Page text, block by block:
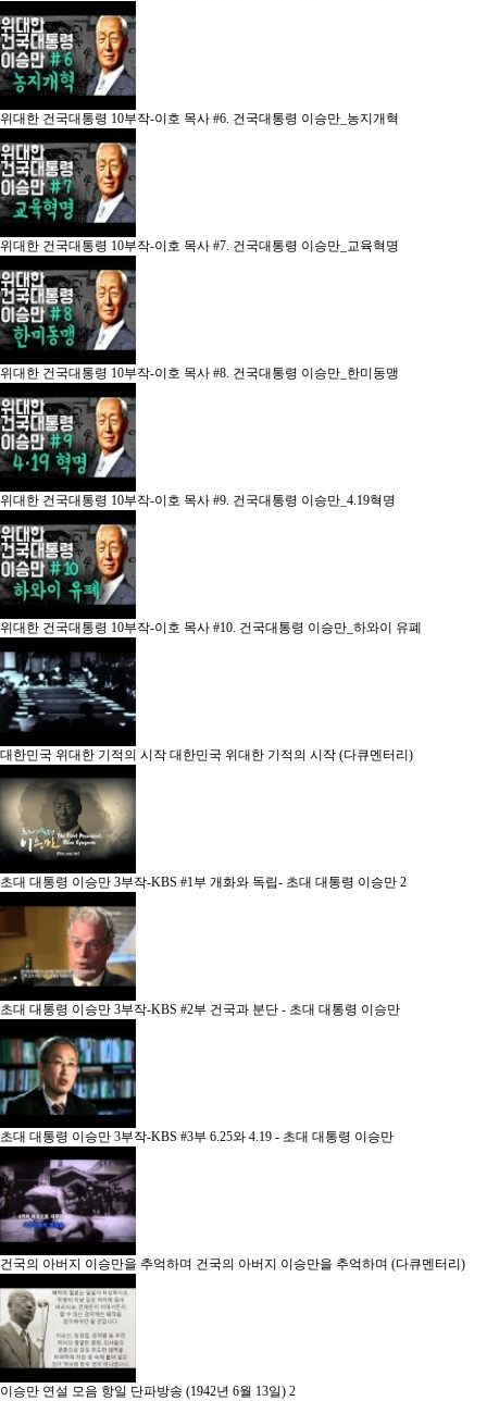
위대한 건국대통령 10부작-이호 목사 #6. 건국대통령 이승만_농지개혁
위대한 건국대통령 10부작-이호 목사 #7. 건국대통령 이승만_교육혁명
위대한 건국대통령 10부작-이호 목사 #8. 건국대통령 이승만_한미동맹
위대한 건국대통령 10부작-이호 목사 #9. 건국대통령 이승만_4.19혁명
위대한 건국대통령 10부작-이호 목사 #10. 건국대통령 이승만_하와이 유폐
대한민국 위대한 기적의 시작 대한민국 위대한 기적의 시작 (다큐멘터리)
초대 대통령 이승만 3부작-KBS #1부 개화와 독립- 초대 대통령 이승만 2
초대 대통령 이승만 3부작-KBS #2부 건국과 분단 - 초대 대통령 이승만
초대 대통령 이승만 3부작-KBS #3부 6.25와 4.19 - 초대 대통령 이승만
건국의 아버지 이승만을 추억하며 건국의 아버지 이승만을 추억하며 (다큐멘터리)
이승만 연설 모음 항일 단파방송 (1942년 6월 13일) 2